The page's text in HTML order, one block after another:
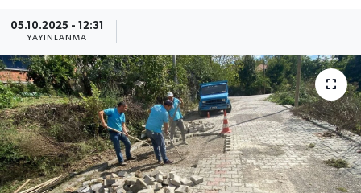
05.10.2025 - 12:31
YAYINLANMA
Çaycuma
Gökçebey
Devrek
Özel
Tüm Manşetler
Son Dakika Haberleri
Haber Arşivi